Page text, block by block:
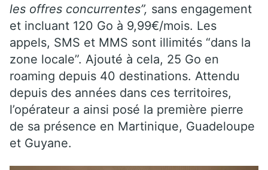
les offres concurrentes”, sans engagement
et incluant 120 Go à 9,99€/mois. Les
appels, SMS et MMS sont illimités “dans la
zone locale”. Ajouté à cela, 25 Go en
roaming depuis 40 destinations. Attendu
depuis des années dans ces territoires,
l’opérateur a ainsi posé la première pierre
de sa présence en Martinique, Guadeloupe
et Guyane.